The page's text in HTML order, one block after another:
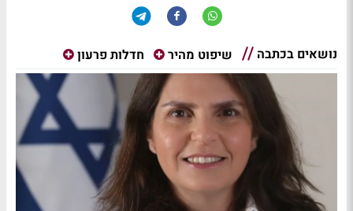
נושאים בכתבה שיפוט מהיר חדלות פרעון